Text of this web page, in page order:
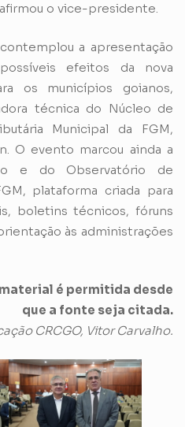
o vice-presidente.
a apresentação
efeitos da nova
os municípios goianos,
técnica do Núcleo de
Municipal da FGM,
O evento marcou ainda a
e do Observatório de
plataforma criada para
boletins técnicos, fóruns
às administrações
é permitida desde
que a fonte seja citada.
CRCGO, Vitor Carvalho.